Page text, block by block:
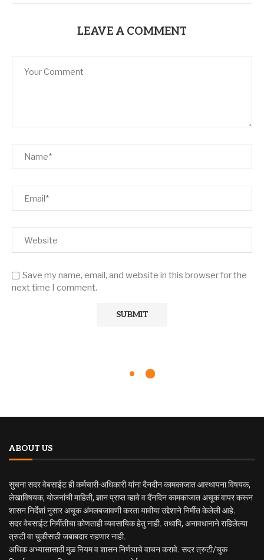
LEAVE A COMMENT
Save my name, email, and website in this browser for the
next time I comment.
ABOUT US
सुचना सदर वेबसाईट ही कर्मचारी-अधिकारी यांना दैनदीन कामकाजात आस्थापना विषयक,
लेखाविषयक, योजनांची माहिती, ज्ञान प्राप्त व्हावे व दैंनदिन कामकाजात अचूक वापर करून
शासन निर्देशां नुसार अचूक अंमलबजावणी करता यावीया उद्देशाने निर्मीत केलेली आहे.
सदर वेबसाईट निर्मीतीचा कोणताही व्यवसायिक हेतु नाही. तथापि, अनावधानाने राहिलेल्या
त्रुटी वा चुकीसाठी जबाबदार राहणार नाही.
अधिक अभ्यासासाठी मुळ नियम व शासन निर्णयाचे वाचन करावे. सदर त्रुटी/चुक